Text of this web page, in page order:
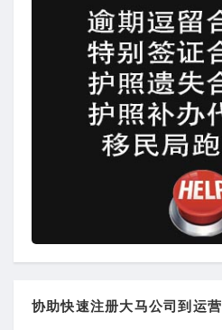
协助快速注册大马公司到运营